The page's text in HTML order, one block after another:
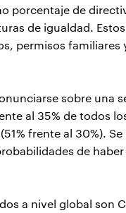
porcentaje de
de igualdad.
permisos familiares
sobre una
al 35% de todos
frente al 30%).
de
a nivel global son